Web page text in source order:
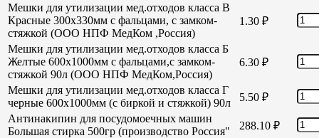
Мешки для утилизации мед.отходов класса В
Красные 300х330мм с фальцами, с замком-
стяжкой (ООО НПФ МедКом ,Россия)
1.30 ₽
Мешки для утилизации мед.отходов класса Б
Желтые 600х1000мм с фальцами,с замком-
стяжкой 90л (ООО НПФ МедКом,Россия)
6.30 ₽
Мешки для утилизации мед.отходов класса Г
черные 600х1000мм (с биркой и стяжкой) 90л
5.50 ₽
Антинакипин для посудомоечных машин
Большая стирка 500гр (производство Россия"
288.10 ₽